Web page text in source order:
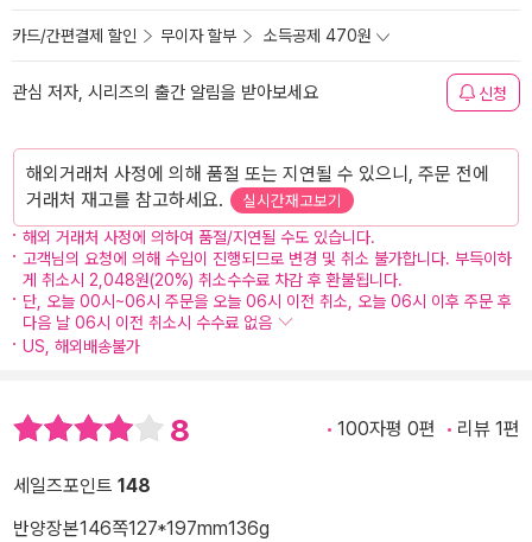
카드/간편결제 할인 무이자 할부 소득공제 470원
관심 저자, 시리즈의 출간 알림을 받아보세요 신청
해외거래처 사정에 의해 품절 또는 지연될 수 있으니, 주문 전에
거래처 재고를 참고하세요.
실시간재고보기
해외 거래처 사정에 의하여 품절/지연될 수도 있습니다.
고객님의 요청에 의해 수입이 진행되므로 변경 및 취소 불가합니다. 부득이하
게 취소시 2,048원(20%) 취소수수료 차감 후 환불됩니다.
단, 오늘 00시~06시 주문을 오늘 06시 이전 취소, 오늘 06시 이후 주문 후
다음 날 06시 이전 취소시 수수료 없음
US, 해외배송불가
8 100자평 0편 리뷰 1편
세일즈포인트 148
반양장본146쪽127*197mm136g